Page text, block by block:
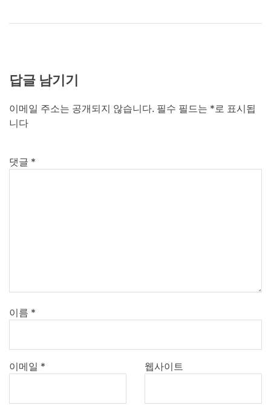
답글 남기기
이메일 주소는 공개되지 않습니다. 필수 필드는 *로 표시됩
니다
댓글 *
이름 *
이메일 * 웹사이트